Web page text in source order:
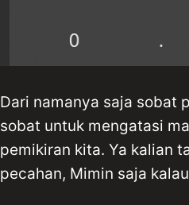
Dari namanya saja sobat
sobat untuk mengatasi
pemikiran kita. Ya kalian
pecahan, Mimin saja